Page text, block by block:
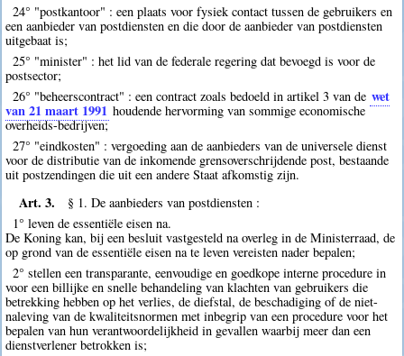
24° "postkantoor" : een plaats voor fysiek contact tussen de gebruikers en
een aanbieder van postdiensten en die door de aanbieder van postdiensten
uitgebaat is;
25° "minister" : het lid van de federale regering dat bevoegd is voor de
postsector;
26° "beheerscontract" : een contract zoals bedoeld in artikel 3 van de wet
van 21 maart 1991 houdende hervorming van sommige economische
overheids-bedrijven;
27° "eindkosten" : vergoeding aan de aanbieders van de universele dienst
voor de distributie van de inkomende grensoverschrijdende post, bestaande
uit postzendingen die uit een andere Staat afkomstig zijn.
Art. 3.
§ 1. De aanbieders van postdiensten :
1° leven de essentiële eisen na.
De Koning kan, bij een besluit vastgesteld na overleg in de Ministerraad, de
op grond van de essentiële eisen na te leven vereisten nader bepalen;
2° stellen een transparante, eenvoudige en goedkope interne procedure in
voor een billijke en snelle behandeling van klachten van gebruikers die
betrekking hebben op het verlies, de diefstal, de beschadiging of de niet-
naleving van de kwaliteitsnormen met inbegrip van een procedure voor het
bepalen van hun verantwoordelijkheid in gevallen waarbij meer dan een
dienstverlener betrokken is;